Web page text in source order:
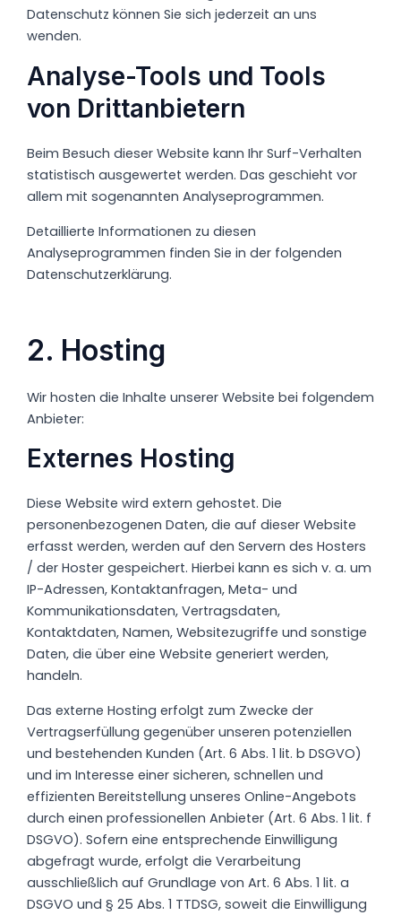
Datenschutz können Sie sich jederzeit an uns
wenden.
Analyse-Tools und Tools
von Dritt­anbietern
Beim Besuch dieser Website kann Ihr Surf-Verhalten
statistisch ausgewertet werden. Das geschieht vor
allem mit sogenannten Analyseprogrammen.
Detaillierte Informationen zu diesen
Analyseprogrammen finden Sie in der folgenden
Datenschutzerklärung.
2. Hosting
Wir hosten die Inhalte unserer Website bei folgendem
Anbieter:
Externes Hosting
Diese Website wird extern gehostet. Die
personenbezogenen Daten, die auf dieser Website
erfasst werden, werden auf den Servern des Hosters
/ der Hoster gespeichert. Hierbei kann es sich v. a. um
IP-Adressen, Kontaktanfragen, Meta- und
Kommunikationsdaten, Vertragsdaten,
Kontaktdaten, Namen, Websitezugriffe und sonstige
Daten, die über eine Website generiert werden,
handeln.
Das externe Hosting erfolgt zum Zwecke der
Vertragserfüllung gegenüber unseren potenziellen
und bestehenden Kunden (Art. 6 Abs. 1 lit. b DSGVO)
und im Interesse einer sicheren, schnellen und
effizienten Bereitstellung unseres Online-Angebots
durch einen professionellen Anbieter (Art. 6 Abs. 1 lit. f
DSGVO). Sofern eine entsprechende Einwilligung
abgefragt wurde, erfolgt die Verarbeitung
ausschließlich auf Grundlage von Art. 6 Abs. 1 lit. a
DSGVO und § 25 Abs. 1 TTDSG, soweit die Einwilligung